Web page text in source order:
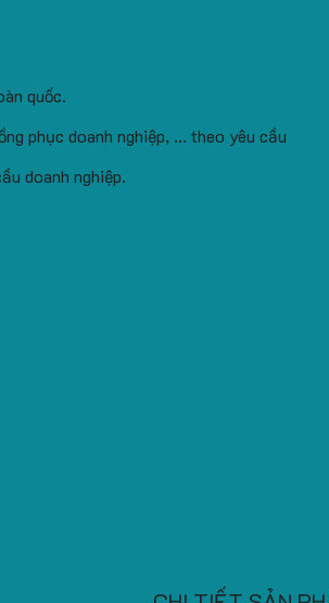
quốc.
phục doanh nghiệp, ... theo yêu cầu
doanh nghiệp.